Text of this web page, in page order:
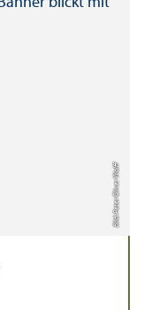
Bild: Peter Oliver Wolff